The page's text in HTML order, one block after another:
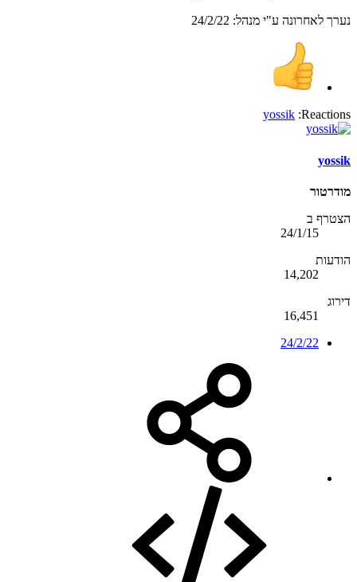
נערך לאחרונה ע"י מנהל: 24/2/22
Reactions:
yossik
yossik
מודרטור
הצטרף ב
24/1/15
הודעות
14,202
דירוג
16,451
24/2/22